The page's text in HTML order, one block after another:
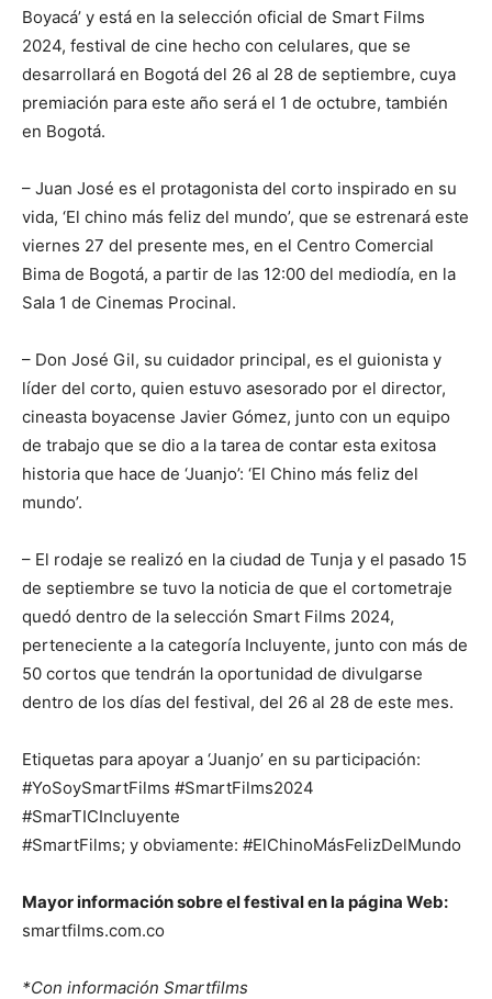
Boyacá’ y está en la selección oficial de Smart Films
2024, festival de cine hecho con celulares, que se
desarrollará en Bogotá del 26 al 28 de septiembre, cuya
premiación para este año será el 1 de octubre, también
en Bogotá.
– Juan José es el protagonista del corto inspirado en su
vida, ‘El chino más feliz del mundo’, que se estrenará este
viernes 27 del presente mes, en el Centro Comercial
Bima de Bogotá, a partir de las 12:00 del mediodía, en la
Sala 1 de Cinemas Procinal.
– Don José Gil, su cuidador principal, es el guionista y
líder del corto, quien estuvo asesorado por el director,
cineasta boyacense Javier Gómez, junto con un equipo
de trabajo que se dio a la tarea de contar esta exitosa
historia que hace de ‘Juanjo’: ‘El Chino más feliz del
mundo’.
– El rodaje se realizó en la ciudad de Tunja y el pasado 15
de septiembre se tuvo la noticia de que el cortometraje
quedó dentro de la selección Smart Films 2024,
perteneciente a la categoría Incluyente, junto con más de
50 cortos que tendrán la oportunidad de divulgarse
dentro de los días del festival, del 26 al 28 de este mes.
Etiquetas para apoyar a ‘Juanjo’ en su participación:
#YoSoySmartFilms #SmartFilms2024
#SmarTICIncluyente
#SmartFilms; y obviamente: #ElChinoMásFelizDelMundo
Mayor información sobre el festival en la página Web:
smartfilms.com.co
*Con información Smartfilms